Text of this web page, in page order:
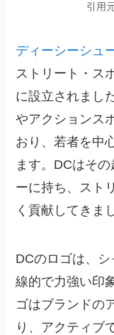
引用
ディーシーシュ
ストリート・ス
に設立されまし
やアクションス
おり、若者を中
ます。DCはそ
ーに持ち、スト
く貢献してきま
DCのロゴは、
線的で力強い印
ゴはブランドの
り、アクティブ